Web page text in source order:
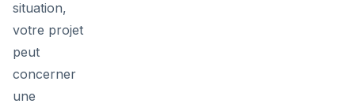
situation,
votre projet
peut
concerner
une